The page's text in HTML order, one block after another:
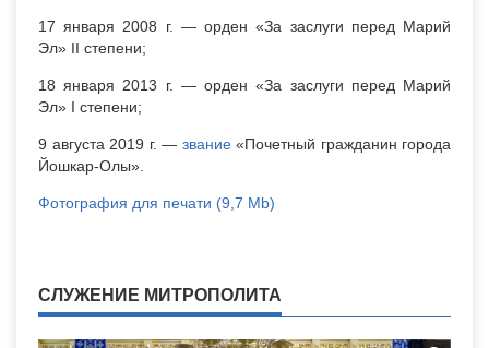
17 января 2008 г. — орден «За заслуги перед Марий
Эл» II степени;
18 января 2013 г. — орден «За заслуги перед Марий
Эл» I степени;
9 августа 2019 г. — звание«Почетный гражданин города
Йошкар-Олы».
Фотография для печати (9,7 Мb)
СЛУЖЕНИЕ МИТРОПОЛИТА